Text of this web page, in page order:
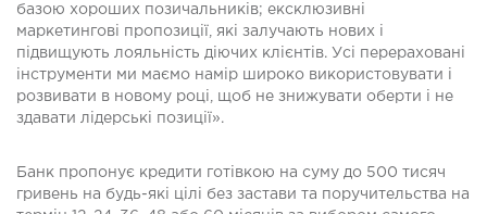
базою хороших позичальників; ексклюзивні
маркетингові пропозиції, які залучають нових і
підвищують лояльність діючих клієнтів. Усі перераховані
інструменти ми маємо намір широко використовувати і
розвивати в новому році, щоб не знижувати оберти і не
здавати лідерські позиції».
Банк пропонує кредити готівкою на суму до 500 тисяч
гривень на будь-які цілі без застави та поручительства на